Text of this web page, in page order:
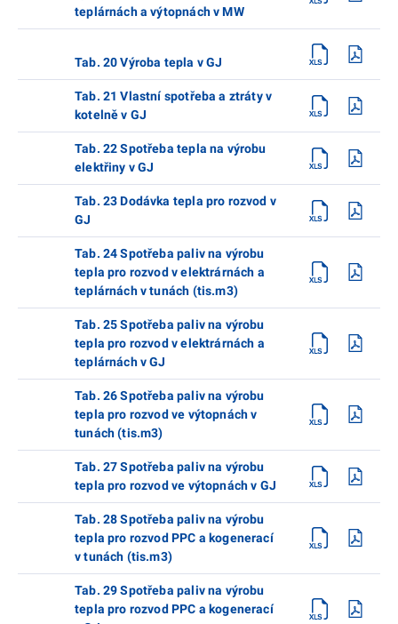
teplárnách a výtopnách v MW
Tab. 20 Výroba tepla v GJ
Tab. 21 Vlastní spotřeba a ztráty v
kotelně v GJ
Tab. 22 Spotřeba tepla na výrobu
elektřiny v GJ
Tab. 23 Dodávka tepla pro rozvod v
GJ
Tab. 24 Spotřeba paliv na výrobu
tepla pro rozvod v elektrárnách a
teplárnách v tunách (tis.m3)
Tab. 25 Spotřeba paliv na výrobu
tepla pro rozvod v elektrárnách a
teplárnách v GJ
Tab. 26 Spotřeba paliv na výrobu
tepla pro rozvod ve výtopnách v
tunách (tis.m3)
Tab. 27 Spotřeba paliv na výrobu
tepla pro rozvod ve výtopnách v GJ
Tab. 28 Spotřeba paliv na výrobu
tepla pro rozvod PPC a kogenerací
v tunách (tis.m3)
Tab. 29 Spotřeba paliv na výrobu
tepla pro rozvod PPC a kogenerací